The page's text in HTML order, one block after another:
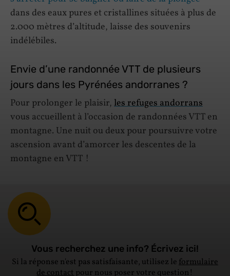
dans des eaux pures et cristallines situées à plus de
2.000 mètres d’altitude, laisse des souvenirs
indélébiles.
Envie d’une randonnée VTT de plusieurs
jours dans les Pyrénées andorranes ?
Pour prolonger le plaisir, les refuges andorrans
vous accueillent à l’occasion de randonnées VTT en
montagne. Une nuit ou deux pour poursuivre votre
ascension avant d’amorcer les descentes de la
montagne en VTT !
Vous recherchez une info? Écrivez ici!
Si la réponse n'est pas satisfaisante, utilisez leformulaire
de contactpour nous poser votre question!